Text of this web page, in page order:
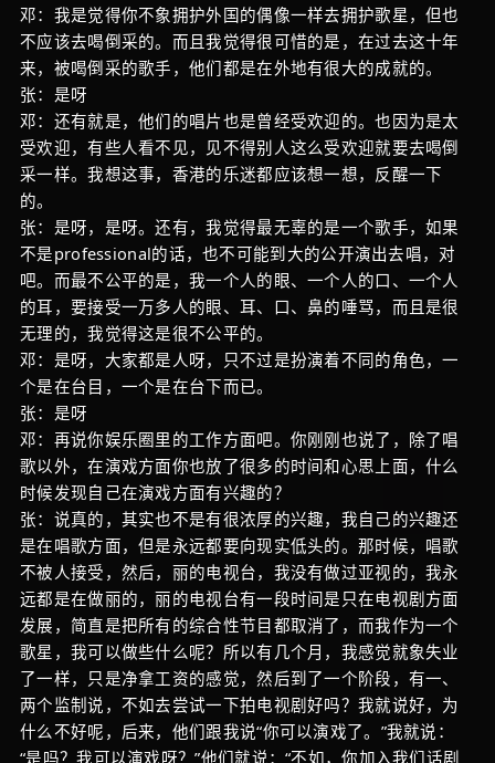
邓：我是觉得你不象拥护外国的偶像一样去拥护歌星，但也
不应该去喝倒采的。而且我觉得很可惜的是，在过去这十年
来，被喝倒采的歌手，他们都是在外地有很大的成就的。
张：是呀
邓：还有就是，他们的唱片也是曾经受欢迎的。也因为是太
受欢迎，有些人看不见，见不得别人这么受欢迎就要去喝倒
采一样。我想这事，香港的乐迷都应该想一想，反醒一下
的。
张：是呀，是呀。还有，我觉得最无辜的是一个歌手，如果
不是professional的话，也不可能到大的公开演出去唱，对
吧。而最不公平的是，我一个人的眼、一个人的口、一个人
的耳，要接受一万多人的眼、耳、口、鼻的唾骂，而且是很
无理的，我觉得这是很不公平的。
邓：是呀，大家都是人呀，只不过是扮演着不同的角色，一
个是在台目，一个是在台下而已。
张：是呀
邓：再说你娱乐圈里的工作方面吧。你刚刚也说了，除了唱
歌以外，在演戏方面你也放了很多的时间和心思上面，什么
时候发现自己在演戏方面有兴趣的？
张：说真的，其实也不是有很浓厚的兴趣，我自己的兴趣还
是在唱歌方面，但是永远都要向现实低头的。那时候，唱歌
不被人接受，然后，丽的电视台，我没有做过亚视的，我永
远都是在做丽的，丽的电视台有一段时间是只在电视剧方面
发展，简直是把所有的综合性节目都取消了，而我作为一个
歌星，我可以做些什么呢？所以有几个月，我感觉就象失业
了一样，只是净拿工资的感觉，然后到了一个阶段，有一、
两个监制说，不如去尝试一下拍电视剧好吗？我就说好，为
什么不好呢，后来，他们跟我说“你可以演戏了。”我就说：
“是吗？我可以演戏呀？”他们就说：“不如，你加入我们话剧